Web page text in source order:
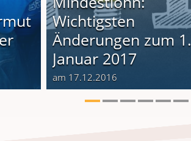
Wichtigsten
Änderungen zum 1.
Januar 2017
am 17.12.2016